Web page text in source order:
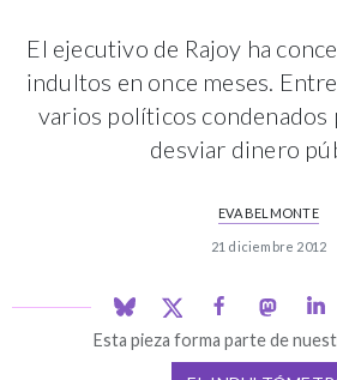
El ejecutivo de Rajoy ha
indultos en once meses.
varios políticos
desviar dinero
EVA BELMONTE
21 diciembre 2012
Esta pieza forma parte de